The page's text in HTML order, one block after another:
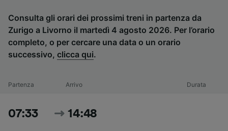
Consulta gli orari dei prossimi treni in partenza da
Zurigo a Livorno il martedì 4 agosto 2026. Per l’orario
completo, o per cercare una data o un orario
successivo, clicca qui.
Partenza Arrivo Durata
07:33 14:48